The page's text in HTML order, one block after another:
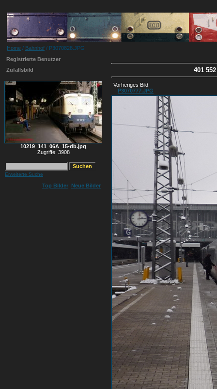
Home / Bahnhof / P3070828.JPG
Registrierte Benutzer
Zufallsbild
10219_141_06A_15-db.jpg
Zugriffe: 3908
Erweiterte Suche
Top Bilder Neue Bilder
401
Vorheriges Bild:
P3070777.JPG